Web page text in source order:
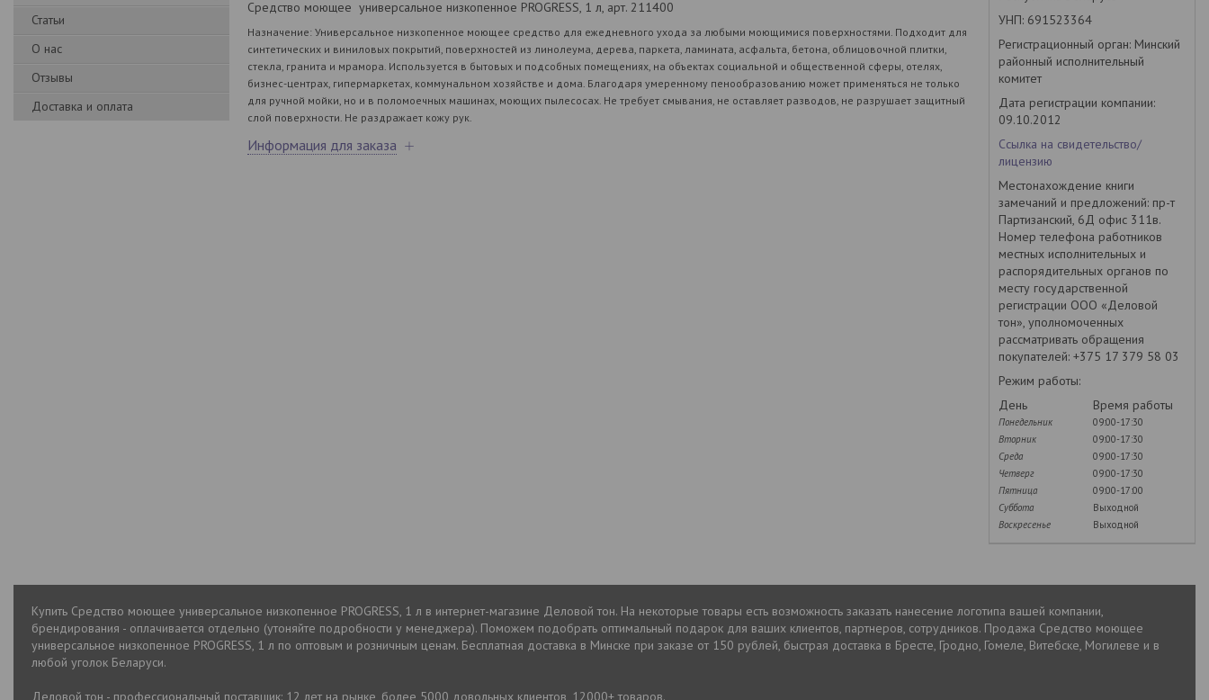
Статьи
О нас
Отзывы
Доставка и оплата
Средство моющее универсальное низкопенное PROGRESS, 1 л, арт. 211400
Назначение: Универсальное низкопенное моющее средство для ежедневного ухода за любыми моющимися поверхностями. Подходит для
синтетических и виниловых покрытий, поверхностей из линолеума, дерева, паркета, ламината, асфальта, бетона, облицовочной плитки,
стекла, гранита и мрамора. Используется в бытовых и подсобных помещениях, на объектах социальной и общественной сферы, отелях,
бизнес-центрах, гипермаркетах, коммунальном хозяйстве и дома. Благодаря умеренному пенообразованию может применяться не только
для ручной мойки, но и в поломоечных машинах, моющих пылесосах. Не требует смывания, не оставляет разводов, не разрушает защитный
слой поверхности. Не раздражает кожу рук.
Информация для заказа
УНП: 691523364
Регистрационный орган: Минский
районный исполнительный
комитет
Дата регистрации компании:
09.10.2012
Ссылка на свидетельство/
лицензию
Местонахождение книги
замечаний и предложений: пр-т
Партизанский, 6Д офис 311в.
Номер телефона работников
местных исполнительных и
распорядительных органов по
месту государственной
регистрации ООО «Деловой
тон», уполномоченных
рассматривать обращения
покупателей: +375 17 379 58 03
Режим работы:
День
Время работы
Понедельник
09:00-17:30
Вторник
09:00-17:30
Среда
09:00-17:30
Четверг
09:00-17:30
Пятница
09:00-17:00
Суббота
Выходной
Воскресенье
Выходной
Купить Средство моющее универсальное низкопенное PROGRESS, 1 л в интернет-магазине Деловой тон. На некоторые товары есть возможность заказать нанесение логотипа вашей компании,
брендирования - оплачивается отдельно (утоняйте подробности у менеджера). Поможем подобрать оптимальный подарок для ваших клиентов, партнеров, сотрудников. Продажа Средство моющее
универсальное низкопенное PROGRESS, 1 л по оптовым и розничным ценам. Бесплатная доставка в Минске при заказе от 150 рублей, быстрая доставка в Бресте, Гродно, Гомеле, Витебске, Могилеве и в
любой уголок Беларуси.
Деловой тон - профессиональный поставщик: 12 лет на рынке, более 5000 довольных клиентов, 12000+ товаров.